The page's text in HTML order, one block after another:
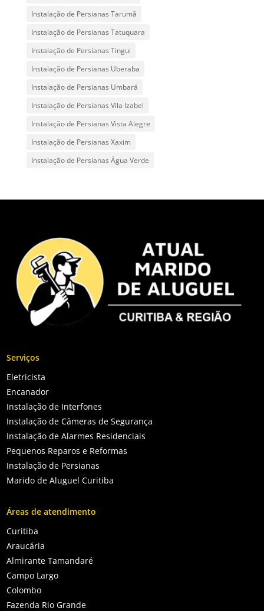
Instalação de Persianas Tarumã
Instalação de Persianas Tatuquara
Instalação de Persianas Tingui
Instalação de Persianas Uberaba
Instalação de Persianas Umbará
Instalação de Persianas Vila Izabel
Instalação de Persianas Vista Alegre
Instalação de Persianas Xaxim
Instalação de Persianas Água Verde
Serviços
Eletricista
Encanador
Instalação de Interfones
Instalação de Câmeras de Segurança
Instalação de Alarmes Residenciais
Pequenos Reparos e Reformas
Instalação de Persianas
Marido de Aluguel Curitiba
Áreas de atendimento
Curitiba
Araucária
Almirante Tamandaré
Campo Largo
Colombo
Fazenda Rio Grande